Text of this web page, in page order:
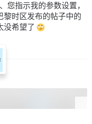
您指示我的参数设置，
黎时区发布的帖子中的
没希望了